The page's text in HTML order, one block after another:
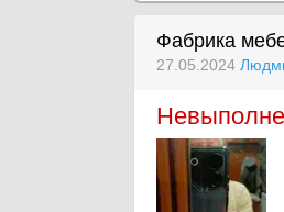
Фабрика
27.05.2024